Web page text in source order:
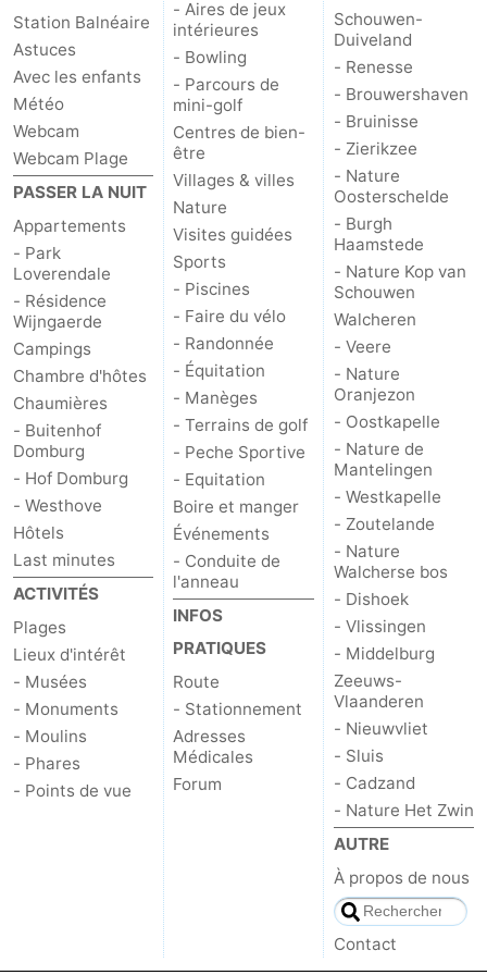
Mantelingen
Zoutelande
-
Nature
Walcherse
bos
-
Dishoek
-
Vlissingen
-
Middelburg
Zeeuws-
Vlaanderen
-
Nieuwvliet
-
Sluis
-
Cadzand
-
Nature
Het
Zwin
Météo
Contact
Station Balnéaire
Astuces
Avec les enfants
Météo
Webcam
Webcam Plage
PASSER LA NUIT
Appartements
- Park
Loverendale
- Résidence
Wijngaerde
Campings
Chambre d'hôtes
Chaumières
- Buitenhof
Domburg
- Hof Domburg
- Westhove
Hôtels
Last minutes
ACTIVITÉS
Plages
Lieux d'intérêt
- Musées
- Monuments
- Moulins
- Phares
- Points de vue
- Aires de jeux
intérieures
- Bowling
- Parcours de
mini-golf
Centres de bien-
être
Villages & villes
Nature
Visites guidées
Sports
- Piscines
- Faire du vélo
- Randonnée
- Équitation
- Manèges
- Terrains de golf
- Peche Sportive
- Equitation
Boire et manger
Événements
- Conduite de
l'anneau
INFOS
PRATIQUES
Route
- Stationnement
Adresses
Médicales
Forum
Schouwen-
Duiveland
- Renesse
- Brouwershaven
- Bruinisse
- Zierikzee
- Nature
Oosterschelde
- Burgh
Haamstede
- Nature Kop van
Schouwen
Walcheren
- Veere
- Nature
Oranjezon
- Oostkapelle
- Nature de
Mantelingen
- Westkapelle
- Zoutelande
- Nature
Walcherse bos
- Dishoek
- Vlissingen
- Middelburg
Zeeuws-
Vlaanderen
- Nieuwvliet
- Sluis
- Cadzand
- Nature Het Zwin
AUTRE
À propos de nous
Contact